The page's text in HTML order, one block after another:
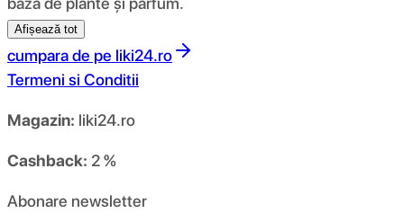
Afișează tot
cumpara de pe liki24.ro
Termeni si Conditii
Magazin: liki24.ro
Cashback: 2 %
Abonare newsletter